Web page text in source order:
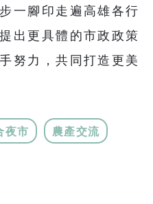
一腳印走遍高雄各行
出更具體的市政政策
努力，共同打造更美
夜市 農產交流